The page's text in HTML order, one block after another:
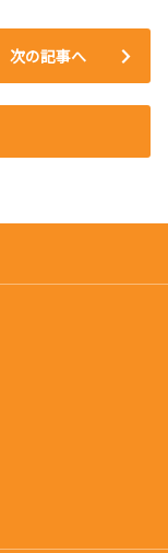
次の記事へ